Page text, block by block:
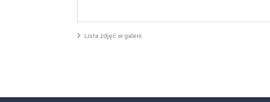
Lista zdjęć w galerii